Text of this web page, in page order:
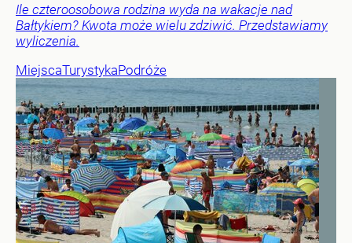
Ile czteroosobowa rodzina wyda na wakacje nad
Bałtykiem? Kwota może wielu zdziwić. Przedstawiamy
wyliczenia.
MiejscaTurystykaPodróże